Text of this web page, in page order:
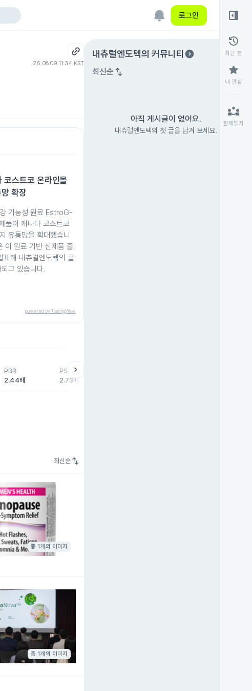
로그인
26.08.09 11:34 KST
코스트코 온라인몰
확장
기능성 원료 EstroG-
품이 캐나다 코스트코
유통망을 확대했습니
이 원료 기반 신제품 출
표해 내츄럴엔도텍의 글
고 있습니다.
powered by TradingView
PBR
2.44배
PSR
2.73배
chevron_right
최신순 swap_vert
총 1개의 이미지
총 1개의 이미지
내츄럴엔도텍의 커뮤니티 expand_circle_right
최신순 swap_vert
아직 게시글이 없어요.
내츄럴엔도텍의 첫 글을 남겨 보세요.
right_panel_open
history
최근 본
star
내 관심
partner_exchange
함께투자